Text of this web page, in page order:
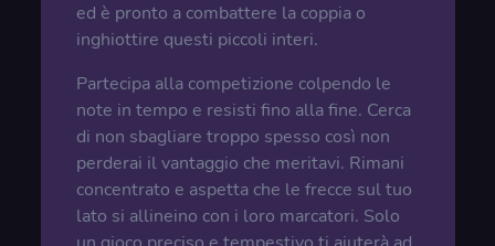
ed è pronto a combattere la coppia o
inghiottire questi piccoli interi.
Partecipa alla competizione colpendo le
note in tempo e resisti fino alla fine. Cerca
di non sbagliare troppo spesso così non
perderai il vantaggio che meritavi. Rimani
concentrato e aspetta che le frecce sul tuo
lato si allineino con i loro marcatori. Solo